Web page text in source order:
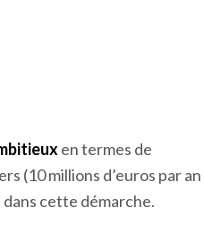
en termes de
(10 millions d’euros par an
cette démarche.